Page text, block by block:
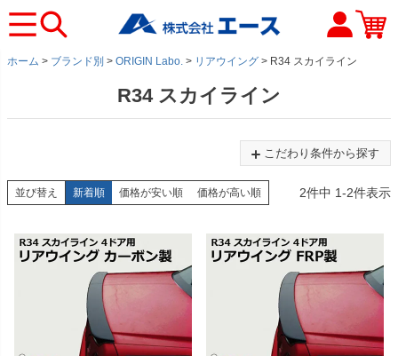
ホーム ブランド別 ORIGIN Labo. リアウイング R34 スカイライン
R34 スカイライン
こだわり条件から探す
並び替え 新着順 価格が安い順 価格が高い順 2件中 1-2件表示